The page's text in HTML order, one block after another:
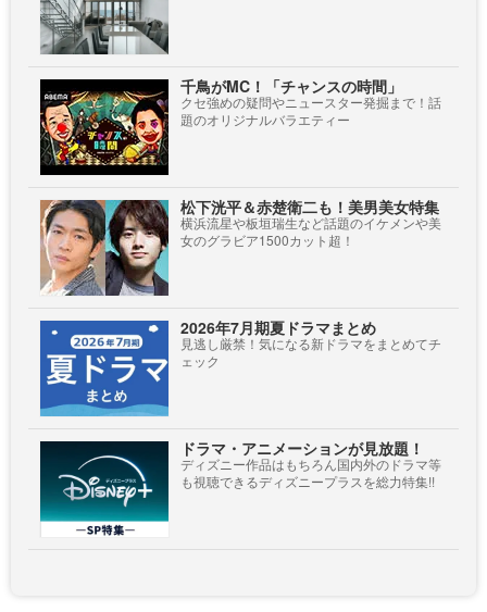
千鳥がMC！「チャンスの時間」
クセ強めの疑問やニュースター発掘まで！話
題のオリジナルバラエティー
松下洸平＆赤楚衛二も！美男美女特集
横浜流星や板垣瑞生など話題のイケメンや美
女のグラビア1500カット超！
2026年7月期夏ドラマまとめ
見逃し厳禁！気になる新ドラマをまとめてチ
ェック
ドラマ・アニメーションが見放題！
ディズニー作品はもちろん国内外のドラマ等
も視聴できるディズニープラスを総力特集!!